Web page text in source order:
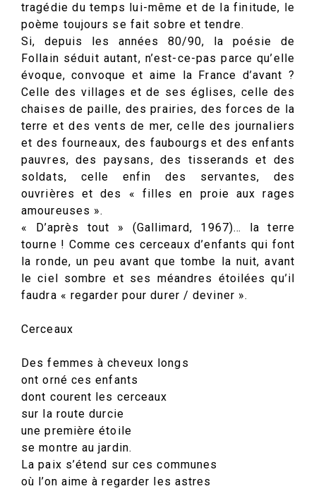
tragédie du temps lui-même et de la finitude, le
poème toujours se fait sobre et tendre.
Si, depuis les années 80/90, la poésie de
Follain séduit autant, n’est-ce-pas parce qu’elle
évoque, convoque et aime la France d’avant ?
Celle des villages et de ses églises, celle des
chaises de paille, des prairies, des forces de la
terre et des vents de mer, celle des journaliers
et des fourneaux, des faubourgs et des enfants
pauvres, des paysans, des tisserands et des
soldats, celle enfin des servantes, des
ouvrières et des « filles en proie aux rages
amoureuses ».
« D’après tout » (Gallimard, 1967)… la terre
tourne ! Comme ces cerceaux d’enfants qui font
la ronde, un peu avant que tombe la nuit, avant
le ciel sombre et ses méandres étoilées qu’il
faudra « regarder pour durer / deviner ».
Cerceaux
Des femmes à cheveux longs
ont orné ces enfants
dont courent les cerceaux
sur la route durcie
une première étoile
se montre au jardin.
La paix s’étend sur ces communes
où l’on aime à regarder les astres